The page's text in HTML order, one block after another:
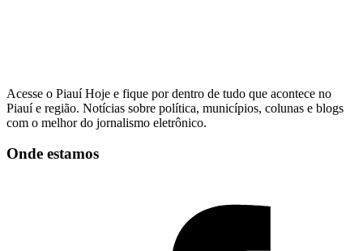
Acesse o Piauí Hoje e fique por dentro de tudo que acontece no
Piauí e região. Notícias sobre política, municípios, colunas e blogs
com o melhor do jornalismo eletrônico.
Onde estamos